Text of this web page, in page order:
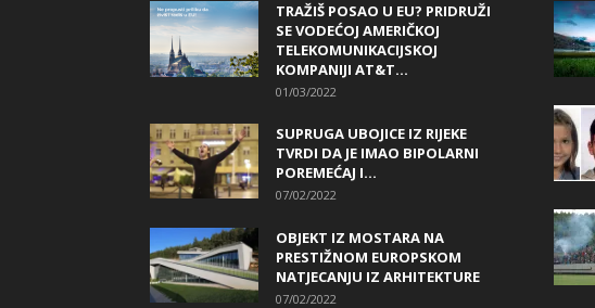
TRAŽIŠ POSAO U EU? PRIDRUŽI
SE VODEĆOJ AMERIČKOJ
TELEKOMUNIKACIJSKOJ
KOMPANIJI AT&T...
01/03/2022
SUPRUGA UBOJICE IZ RIJEKE
TVRDI DA JE IMAO BIPOLARNI
POREMEĆAJ I...
07/02/2022
OBJEKT IZ MOSTARA NA
PRESTIŽNOM EUROPSKOM
NATJECANJU IZ ARHITEKTURE
07/02/2022